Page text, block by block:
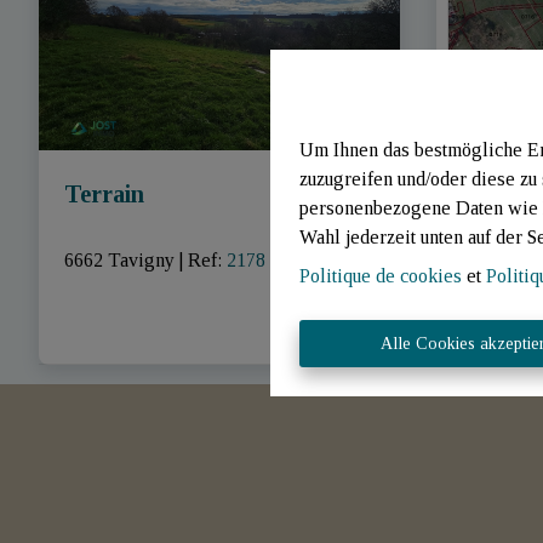
Um Ihnen das bestmögliche
zuzugreifen und/oder diese
personenbezogene Daten
Wahl jederzeit unten auf der
Politique de cookies et
Alle Cookies
Terrain
6662 Tavigny Ref: 2178